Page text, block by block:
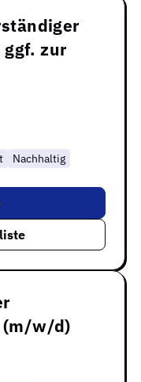
zur
Nachhaltig
(m/w/d)